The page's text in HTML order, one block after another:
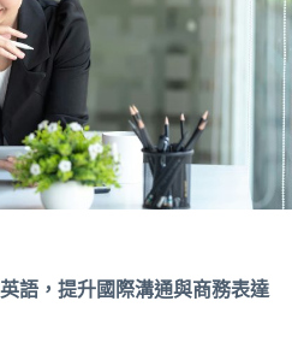
語，提升國際溝通與商務表達